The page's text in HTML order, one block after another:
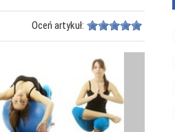
Oceń artykuł: